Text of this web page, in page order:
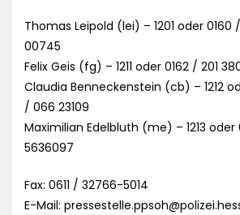
Thomas Leipold (lei) – 1201 oder 0160
00745
Felix Geis (fg) – 1211 oder 0162 / 201
Claudia Benneckenstein (cb) – 1212
/ 066 23109
Maximilian Edelbluth (me) – 1213 oder
5636097
Fax: 0611 / 32766-5014
E-Mail: